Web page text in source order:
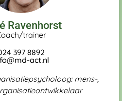
Ravenhorst
trainer
397 8892
act.nl
mens-,